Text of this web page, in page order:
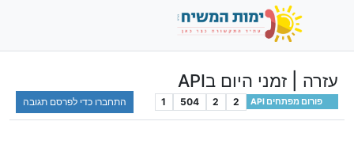
עזרה | זמני היום בAPI
פורום מפתחים API 2
2
504
1 התחברו כדי לפרסם תגובה